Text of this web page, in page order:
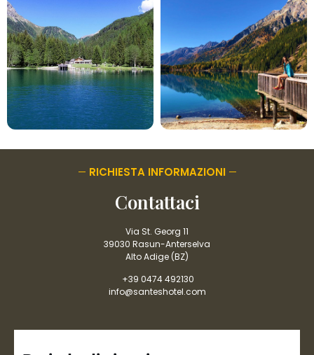
RICHIESTA INFORMAZIONI
Contattaci
Via St. Georg 11
39030 Rasun-Anterselva
Alto Adige (BZ)
+39 0474 492130
info@santeshotel.com